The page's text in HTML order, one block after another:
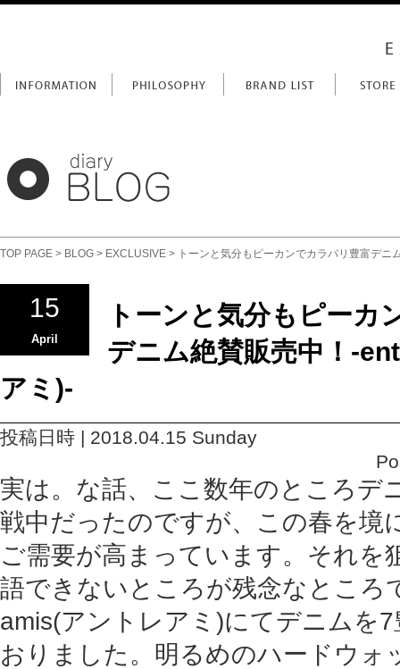
TOP PAGE > BLOG > EXCLUSIVE > トーンと気分もピーカンでカラバリ豊富デニ
15
April
トーンと気分もピーカ
デニム絶賛販売中！-
アミ)-
投稿日時 | 2018.04.15 Sunday
実は。な話、ここ数年のところデ
戦中だったのですが、この春を境
ご需要が高まっています。それを
語できないところが残念なとこ
amis(アントレアミ)にてデニムを
おりました。明るめのハードウォ